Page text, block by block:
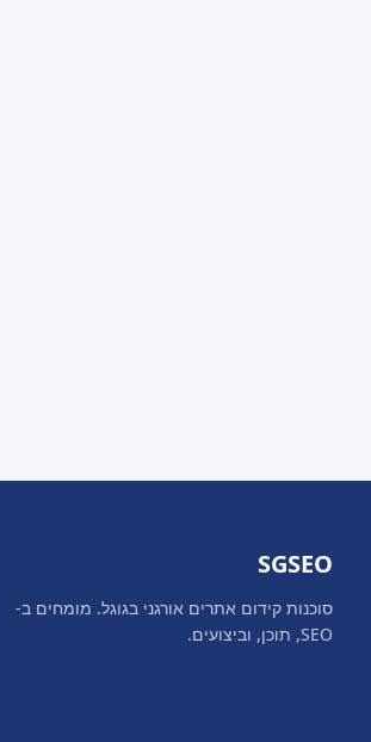
SGSEO
סוכנות קידום אתרים אורגני בגוגל. מומחים ב-
SEO, תוכן, וביצועים.